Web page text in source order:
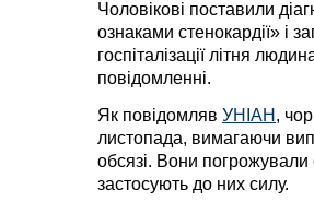
Чоловікові поставили
ознаками стенокардії» і
госпіталізації літня
повідомленні.
Як повідомляв УНІАН,
листопада, вимагаючи
обсязі. Вони
застосують до них силу.